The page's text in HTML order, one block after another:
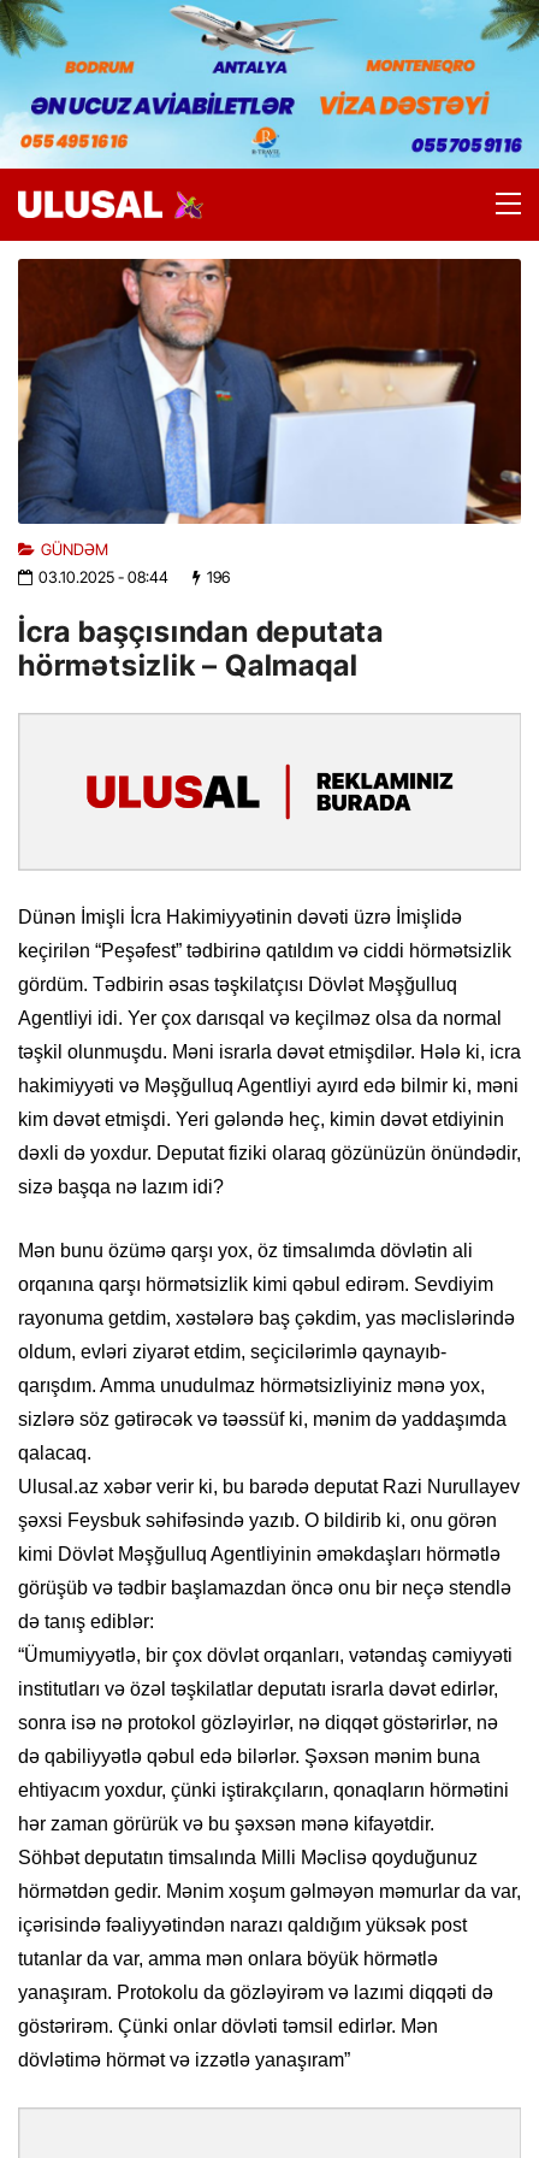
GÜNDƏM
03.10.2025- 08:44 196
İcra başçısından deputata
hörmətsizlik – Qalmaqal
Dünən İmişli İcra Hakimiyyətinin dəvəti üzrə İmişlidə
keçirilən “Peşəfest” tədbirinə qatıldım və ciddi hörmətsizlik
gördüm. Tədbirin əsas təşkilatçısı Dövlət Məşğulluq
Agentliyi idi. Yer çox darısqal və keçilməz olsa da normal
təşkil olunmuşdu. Məni israrla dəvət etmişdilər. Hələ ki, icra
hakimiyyəti və Məşğulluq Agentliyi ayırd edə bilmir ki, məni
kim dəvət etmişdi. Yeri gələndə heç, kimin dəvət etdiyinin
dəxli də yoxdur. Deputat fiziki olaraq gözünüzün önündədir,
sizə başqa nə lazım idi?
Mən bunu özümə qarşı yox, öz timsalımda dövlətin ali
orqanına qarşı hörmətsizlik kimi qəbul edirəm. Sevdiyim
rayonuma getdim, xəstələrə baş çəkdim, yas məclislərində
oldum, evləri ziyarət etdim, seçicilərimlə qaynayıb-
qarışdım. Amma unudulmaz hörmətsizliyiniz mənə yox,
sizlərə söz gətirəcək və təəssüf ki, mənim də yaddaşımda
qalacaq.
Ulusal.az xəbər verir ki, bu barədə deputat Razi Nurullayev
şəxsi Feysbuk səhifəsində yazıb. O bildirib ki, onu görən
kimi Dövlət Məşğulluq Agentliyinin əməkdaşları hörmətlə
görüşüb və tədbir başlamazdan öncə onu bir neçə stendlə
də tanış ediblər:
“Ümumiyyətlə, bir çox dövlət orqanları, vətəndaş cəmiyyəti
institutları və özəl təşkilatlar deputatı israrla dəvət edirlər,
sonra isə nə protokol gözləyirlər, nə diqqət göstərirlər, nə
də qabiliyyətlə qəbul edə bilərlər. Şəxsən mənim buna
ehtiyacım yoxdur, çünki iştirakçıların, qonaqların hörmətini
hər zaman görürük və bu şəxsən mənə kifayətdir.
Söhbət deputatın timsalında Milli Məclisə qoyduğunuz
hörmətdən gedir. Mənim xoşum gəlməyən məmurlar da var,
içərisində fəaliyyətindən narazı qaldığım yüksək post
tutanlar da var, amma mən onlara böyük hörmətlə
yanaşıram. Protokolu da gözləyirəm və lazımi diqqəti də
göstərirəm. Çünki onlar dövləti təmsil edirlər. Mən
dövlətimə hörmət və izzətlə yanaşıram”